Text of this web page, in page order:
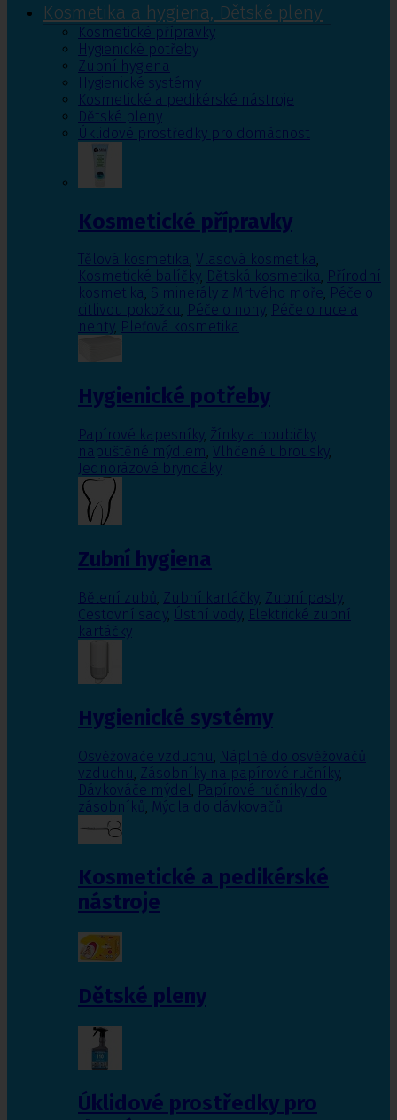
Kosmetika a hygiena, Dětské pleny
Kosmetické přípravky
Hygienické potřeby
Zubní hygiena
Hygienické systémy
Kosmetické a pedikérské nástroje
Dětské pleny
Úklidové prostředky pro domácnost
Kosmetické přípravky
Tělová kosmetika, Vlasová kosmetika,
Kosmetické balíčky, Dětská kosmetika, Přírodní
kosmetika, S minerály z Mrtvého moře, Péče o
citlivou pokožku, Péče o nohy, Péče o ruce a
nehty, Pleťová kosmetika
Hygienické potřeby
Papírové kapesníky, Žínky a houbičky
napuštěné mýdlem, Vlhčené ubrousky,
Jednorázové bryndáky
Zubní hygiena
Bělení zubů, Zubní kartáčky, Zubní pasty,
Cestovní sady, Ústní vody, Elektrické zubní
kartáčky
Hygienické systémy
Osvěžovače vzduchu, Náplně do osvěžovačů
vzduchu, Zásobníky na papírové ručníky,
Dávkováče mýdel, Papírové ručníky do
zásobníků, Mýdla do dávkovačů
Kosmetické a pedikérské
nástroje
Dětské pleny
Úklidové prostředky pro